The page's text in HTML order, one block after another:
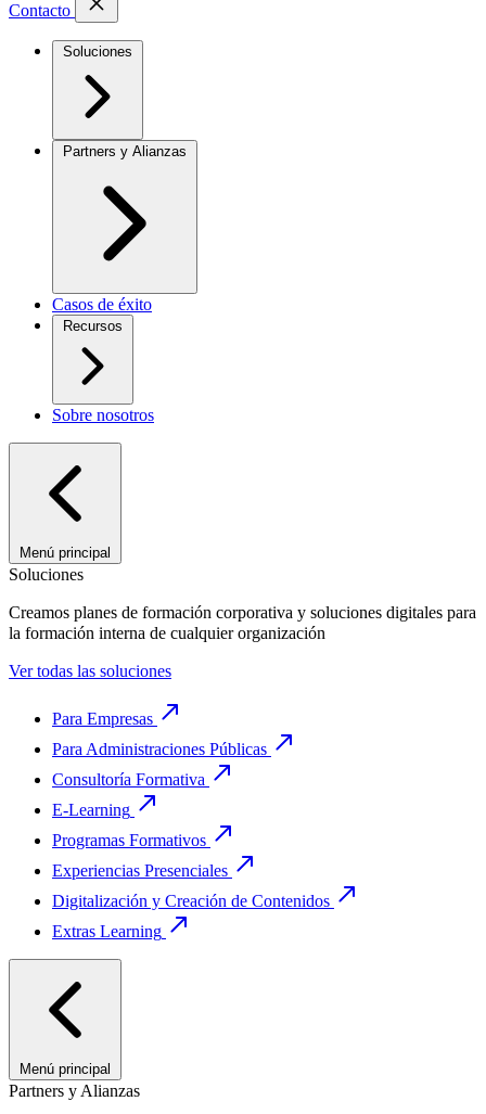
Contacto
Soluciones
Partners y Alianzas
Casos de éxito
Recursos
Sobre nosotros
Menú principal
Soluciones
Creamos planes de formación corporativa y soluciones digitales para
la formación interna de cualquier organización
Ver todas las soluciones
Para Empresas
Para Administraciones Públicas
Consultoría Formativa
E-Learning
Programas Formativos
Experiencias Presenciales
Digitalización y Creación de Contenidos
Extras Learning
Menú principal
Partners y Alianzas